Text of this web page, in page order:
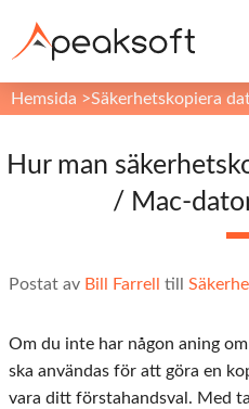
Hemsida >Säkerhetskopiera
Hur man
/ Mac-
Postat av Bill Farrell till
Om du inte har någon aning
ska användas för att göra en
vara ditt förstahandsval. Med